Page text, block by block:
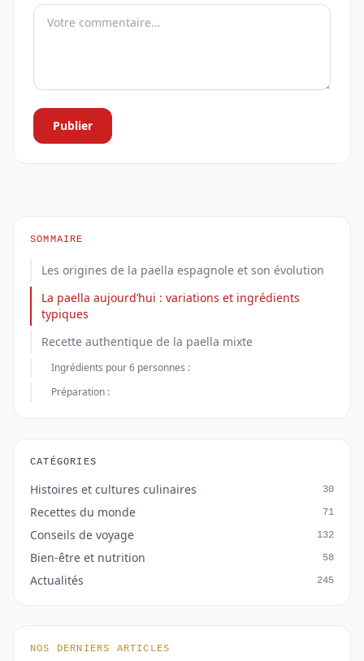
Publier
SOMMAIRE
Les origines de la paella espagnole et son évolution
La paella aujourd’hui : variations et ingrédients
typiques
Recette authentique de la paella mixte
Ingrédients pour 6 personnes :
Préparation :
CATÉGORIES
Histoires et cultures culinaires 30
Recettes du monde 71
Conseils de voyage 132
Bien-être et nutrition 58
Actualités 245
NOS DERNIERS ARTICLES